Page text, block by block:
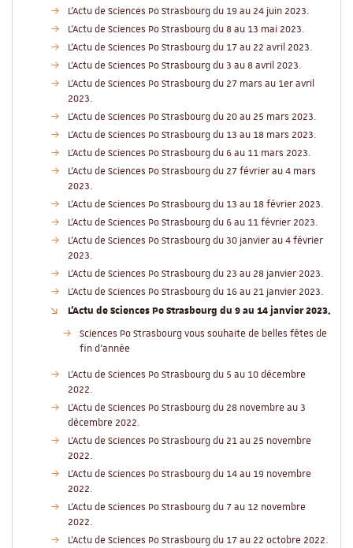
L'Actu de Sciences Po Strasbourg du 19 au 24 juin 2023.
L'Actu de Sciences Po Strasbourg du 8 au 13 mai 2023.
L'Actu de Sciences Po Strasbourg du 17 au 22 avril 2023.
L'Actu de Sciences Po Strasbourg du 3 au 8 avril 2023.
L'Actu de Sciences Po Strasbourg du 27 mars au 1er avril
2023.
L'Actu de Sciences Po Strasbourg du 20 au 25 mars 2023.
L'Actu de Sciences Po Strasbourg du 13 au 18 mars 2023.
L'Actu de Sciences Po Strasbourg du 6 au 11 mars 2023.
L'Actu de Sciences Po Strasbourg du 27 février au 4 mars
2023.
L'Actu de Sciences Po Strasbourg du 13 au 18 février 2023.
L'Actu de Sciences Po Strasbourg du 6 au 11 février 2023.
L'Actu de Sciences Po Strasbourg du 30 janvier au 4 février
2023.
L'Actu de Sciences Po Strasbourg du 23 au 28 janvier 2023.
L'Actu de Sciences Po Strasbourg du 16 au 21 janvier 2023.
L'Actu de Sciences Po Strasbourg du 9 au 14 janvier 2023.
Sciences Po Strasbourg vous souhaite de belles fêtes de
fin d'année
L'Actu de Sciences Po Strasbourg du 5 au 10 décembre
2022.
L'Actu de Sciences Po Strasbourg du 28 novembre au 3
décembre 2022.
L'Actu de Sciences Po Strasbourg du 21 au 25 novembre
2022.
L'Actu de Sciences Po Strasbourg du 14 au 19 novembre
2022.
L'Actu de Sciences Po Strasbourg du 7 au 12 novembre
2022.
L'Actu de Sciences Po Strasbourg du 17 au 22 octobre 2022.